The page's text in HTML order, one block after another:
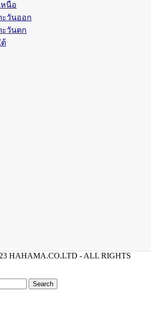
หนือ
วันออก
วันตก
HAHAMA.CO.LTD - ALL RIGHTS
Search